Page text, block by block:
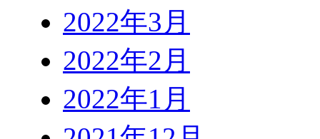
2022年3月
2022年2月
2022年1月